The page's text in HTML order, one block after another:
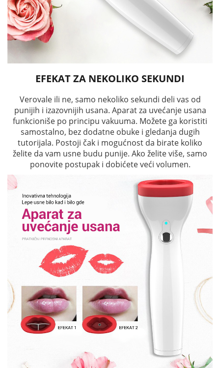
EFEKAT ZA NEKOLIKO SEKUNDI
Verovale ili ne, samo nekoliko sekundi deli vas od
punijih i izazovnijih usana. Aparat za uvećanje usana
funkcioniše po principu vakuuma. Možete ga koristiti
samostalno, bez dodatne obuke i gledanja dugih
tutorijala. Postoji čak i mogućnost da birate koliko
želite da vam usne budu punije. Ako želite više, samo
ponovite postupak i dobićete veći volumen.